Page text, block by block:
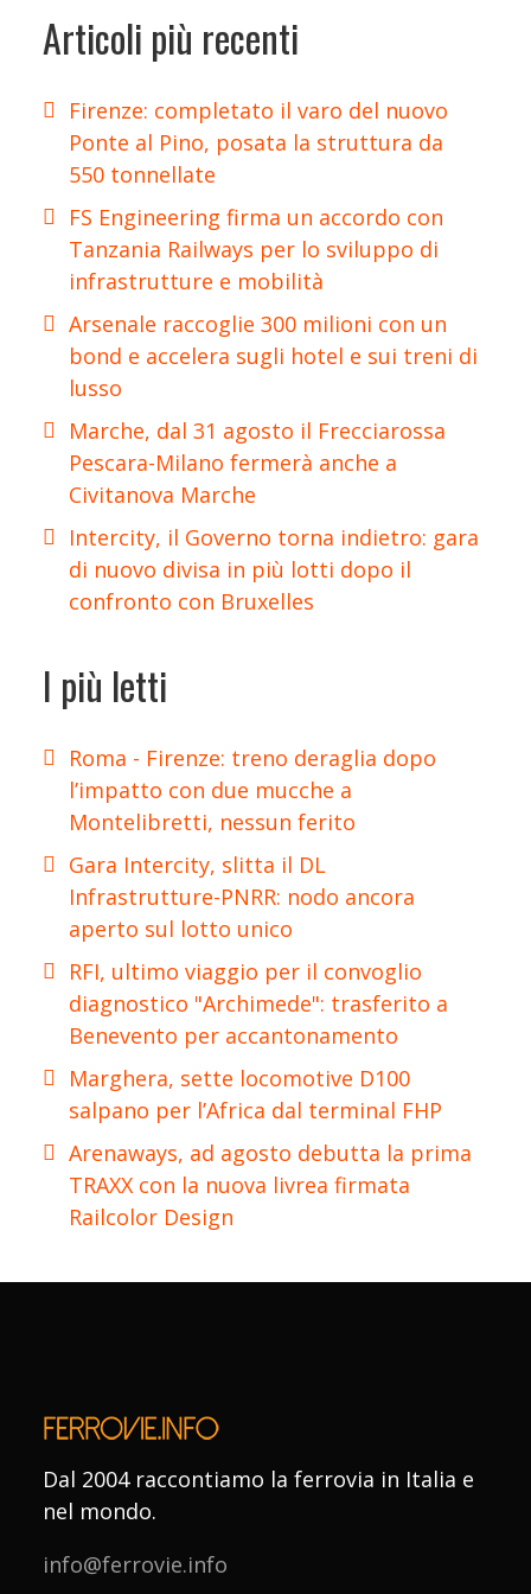
Articoli più recenti
Firenze: completato il varo del nuovo
Ponte al Pino, posata la struttura da
550 tonnellate
FS Engineering firma un accordo con
Tanzania Railways per lo sviluppo di
infrastrutture e mobilità
Arsenale raccoglie 300 milioni con un
bond e accelera sugli hotel e sui treni di
lusso
Marche, dal 31 agosto il Frecciarossa
Pescara-Milano fermerà anche a
Civitanova Marche
Intercity, il Governo torna indietro: gara
di nuovo divisa in più lotti dopo il
confronto con Bruxelles
I più letti
Roma - Firenze: treno deraglia dopo
l’impatto con due mucche a
Montelibretti, nessun ferito
Gara Intercity, slitta il DL
Infrastrutture-PNRR: nodo ancora
aperto sul lotto unico
RFI, ultimo viaggio per il convoglio
diagnostico "Archimede": trasferito a
Benevento per accantonamento
Marghera, sette locomotive D100
salpano per l’Africa dal terminal FHP
Arenaways, ad agosto debutta la prima
TRAXX con la nuova livrea firmata
Railcolor Design
Dal 2004 raccontiamo la ferrovia in Italia e
nel mondo.
info@ferrovie.info